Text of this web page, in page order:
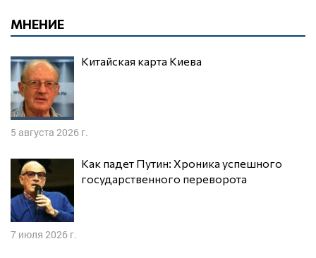
МНЕНИЕ
Китайская карта Киева
5 августа 2026 г.
Как падет Путин: Хроника успешного
государственного переворота
7 июля 2026 г.